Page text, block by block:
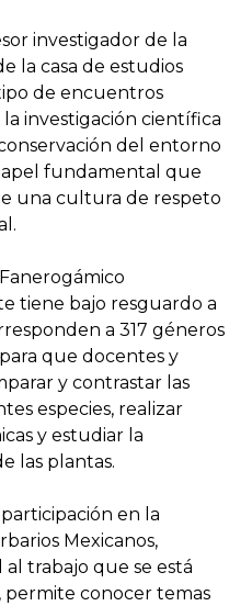
investigador de la
la casa de estudios
de encuentros
investigación científica
del entorno
fundamental que
una cultura de respeto
tiene bajo resguardo a
a 317 géneros
que docentes y
y contrastar las
especies, realizar
y estudiar la
las plantas.
en la
Mexicanos,
al trabajo que se está
permite conocer temas